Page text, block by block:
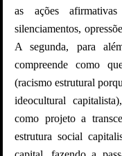
as ações
silenciamentos,
A segunda, para
compreende como
(racismo estrutural
ideocultural
como projeto a
estrutura social